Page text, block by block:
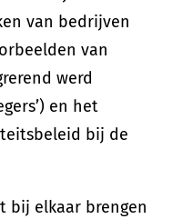
van bedrijven
van
werd
en het
bij de
bij elkaar brengen